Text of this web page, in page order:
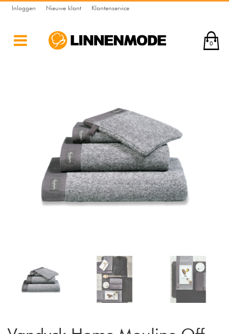
Inloggen Nieuwe klant Klantenservice
0